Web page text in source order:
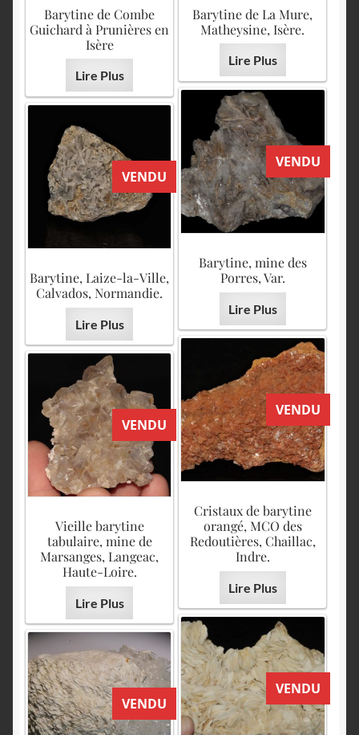
Barytine de Combe
Guichard à Prunières en
Isère
Lire Plus
Barytine de La Mure,
Matheysine, Isère.
Lire Plus
VENDU
Barytine, mine des
Porres, Var.
Lire Plus
VENDU
Barytine, Laize-la-Ville,
Calvados, Normandie.
Lire Plus
VENDU
Cristaux de barytine
orangé, MCO des
Redoutières, Chaillac,
Indre.
Lire Plus
VENDU
Vieille barytine
tabulaire, mine de
Marsanges, Langeac,
Haute-Loire.
Lire Plus
VENDU
VENDU